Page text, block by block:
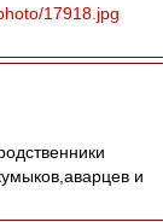
17918.jpg
и